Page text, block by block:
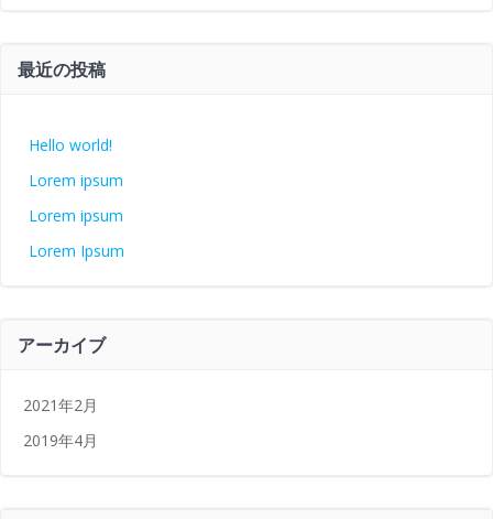
最近の投稿
Hello world!
Lorem ipsum
Lorem ipsum
Lorem Ipsum
アーカイブ
2021年2月
2019年4月